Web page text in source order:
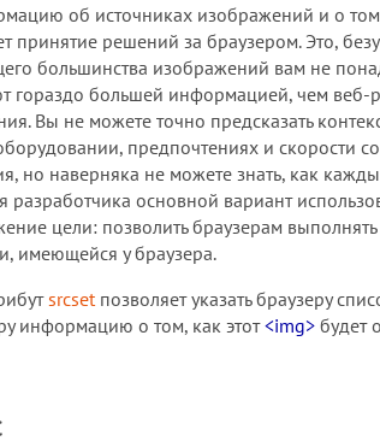
об источниках изображений и о
принятие решений за браузером. Это,
большинства изображений вам не
гораздо большей информацией, чем веб-
Вы не можете точно предсказать
предпочтениях и скорости
но наверняка не можете знать, как
разработчика основной вариант
цели: позволить браузерам
имеющейся у браузера.
srcset позволяет указать браузеру
информацию о том, как этот<img> будет